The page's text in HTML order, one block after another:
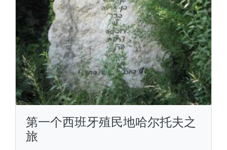
第一个西班牙殖民地哈尔托夫之
旅